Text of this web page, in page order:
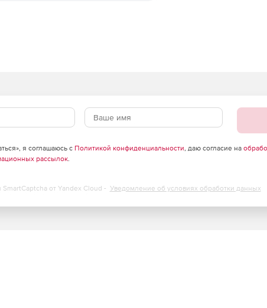
я соглашаюсь с Политикой конфиденциальности, даю согласие на
рассылок.
от Yandex Cloud - Уведомление об условиях обработки данных